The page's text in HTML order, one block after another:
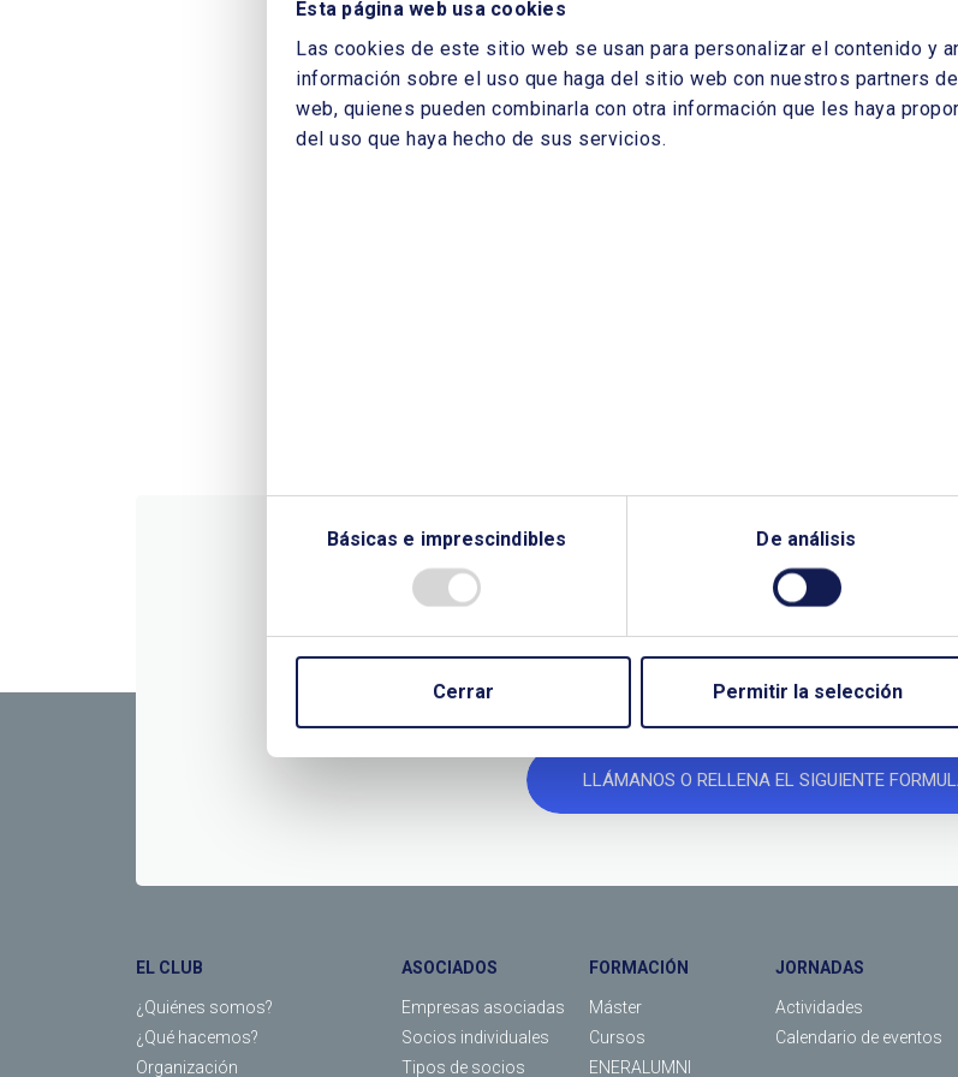
Esta página web usa cookies
Las cookies de este sitio web se usan para personalizar el contenido y
información sobre el uso que haga del sitio web con nuestros partners
web, quienes pueden combinarla con otra información que les haya
del uso que haya hecho de sus servicios.
Básicas e imprescindibles De análisis
Cerrar Permitir la selección
¿QUIERES PONERTE EN CONTACTO CON
CONTÁCTANOS SI NECESITAS
LLÁMANOS O RELLENA EL SIGUIENTE
EL CLUB
¿Quiénes somos?
¿Qué hacemos?
Organización
ASOCIADOS
Empresas asociadas
Socios individuales
Tipos de socios
FORMACIÓN
Máster
Cursos
ENERALUMNI
JORNADAS
Actividades
Calendario de eventos